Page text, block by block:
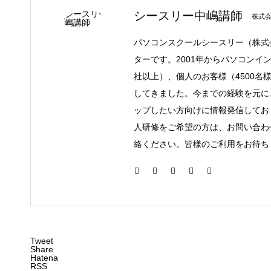
シースリー中嶋講師 株式
パソコンスクールシースリー（株
ターです。2001年からパソコンイ
社以上）、個人のお客様（4500名
してきました。今までの経験を元
ップしたい方向けに情報発信して
人研修をご希望の方は、お問い合
絡ください。皆様のご利用をお待
Tweet
Share
Hatena
RSS